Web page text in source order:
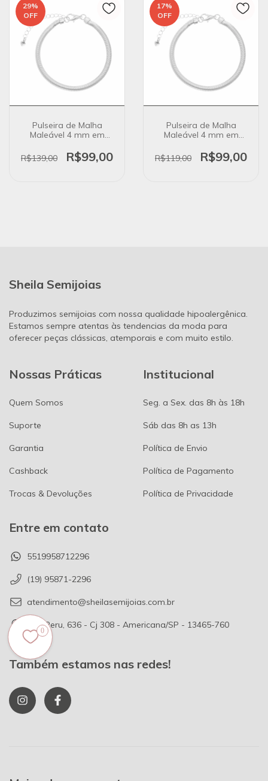
29%
OFF
Pulseira de Malha
Maleável 4 mm em
R$139,00
R$99,00
17%
OFF
Pulseira de Malha
Maleável 4 mm em
R$119,00
R$99,00
Sheila Semijoias
Produzimos semijoias com nossa qualidade hipoalergênica.
Estamos sempre atentas às tendencias da moda para
oferecer peças clássicas, atemporais e com muito estilo.
Nossas Práticas
Quem Somos
Suporte
Garantia
Cashback
Trocas & Devoluções
Institucional
Seg. a Sex. das 8h às 18h
Sáb das 8h as 13h
Política de Envio
Política de Pagamento
Política de Privacidade
Entre em contato
5519958712296
(19) 95871-2296
atendimento@sheilasemijoias.com.br
Rua Peru, 636 - Cj 308 - Americana/SP - 13465-760
Também estamos nas redes!
0